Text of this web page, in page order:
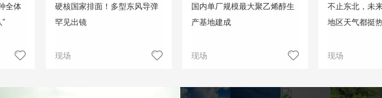
全体
硬核国家排面！多型东风导弹
罕见出镜
现场
国内单厂规模最大聚乙烯醇生
产基地建成
现场
不止东北，未
地区天气都挺
现场